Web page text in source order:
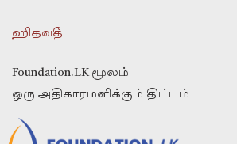
ஹிதவதீ
Foundation.LK மூலம்
ஒரு அதிகாரமளிக்கும் திட்டம்